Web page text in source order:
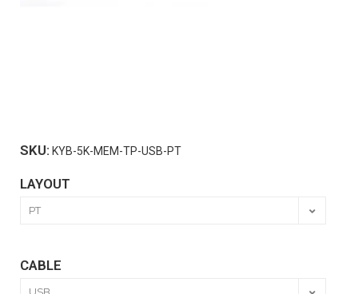
SKU: KYB-5K-MEM-TP-USB-PT
LAYOUT
CABLE